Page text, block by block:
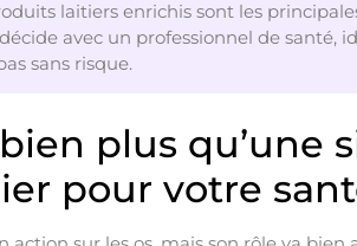
laitiers enrichis sont les
avec un professionnel de santé,
sans risque.
plus qu’une
pour votre